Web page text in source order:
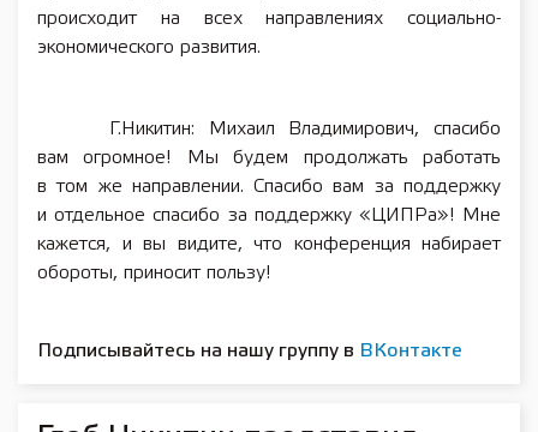
происходит на всех направлениях социально-
экономического развития.
Г.Никитин: Михаил Владимирович, спасибо
вам огромное! Мы будем продолжать работать
в том же направлении. Спасибо вам за поддержку
и отдельное спасибо за поддержку «ЦИПРа»! Мне
кажется, и вы видите, что конференция набирает
обороты, приносит пользу!
Подписывайтесь на нашу группу в ВКонтакте